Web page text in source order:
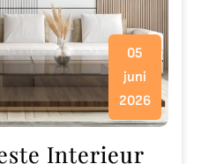
05
juni
2026
Interieur